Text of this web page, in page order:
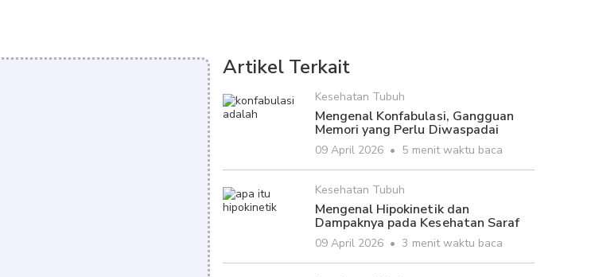
Artikel Terkait
Kesehatan Tubuh
Mengenal Konfabulasi, Gangguan
Memori yang Perlu Diwaspadai
09 April 2026 • 5 menit waktu baca
Kesehatan Tubuh
Mengenal Hipokinetik dan
Dampaknya pada Kesehatan Saraf
09 April 2026 • 3 menit waktu baca